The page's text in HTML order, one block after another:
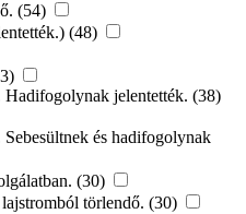
(54)
(48)
Hadifogolynak jelentették. (38)
és hadifogolynak
(30)
törlendő. (30)